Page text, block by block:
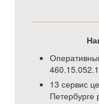
13 сервис
Петербурге